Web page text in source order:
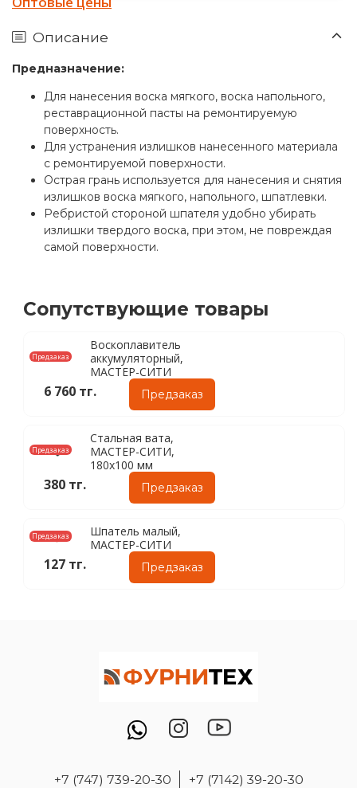
Описание
Предназначение:
Для нанесения воска мягкого, воска напольного,
реставрационной пасты на ремонтируемую
поверхность.
Для устранения излишков нанесенного материала
с ремонтируемой поверхности.
Острая грань используется для нанесения и снятия
излишков воска мягкого, напольного, шпатлевки.
Ребристой стороной шпателя удобно убирать
излишки твердого воска, при этом, не повреждая
самой поверхности.
Сопутствующие товары
Предзаказ
Воскоплавитель
аккумуляторный,
МАСТЕР-СИТИ
6 760 тг. Предзаказ
Предзаказ
Стальная вата,
МАСТЕР-СИТИ,
180х100 мм
380 тг. Предзаказ
Предзаказ
Шпатель малый,
МАСТЕР-СИТИ
127 тг. Предзаказ
+7 (747) 739-20-30 +7 (7142) 39-20-30